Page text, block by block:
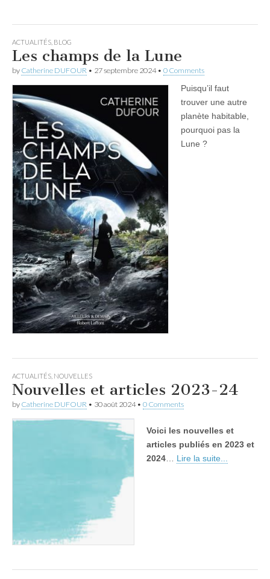
ACTUALITÉS BLOG
Les champs de la Lune
by Catherine DUFOUR • 27 septembre 2024• 0 Comments
Puisqu’il faut
trouver une autre
planète habitable,
pourquoi pas la
Lune ?
ACTUALITÉS NOUVELLES
Nouvelles et articles 2023-24
by Catherine DUFOUR • 30 août 2024• 0 Comments
Voici les nouvelles et
articles publiés en 2023 et
2024
Lire la suite...